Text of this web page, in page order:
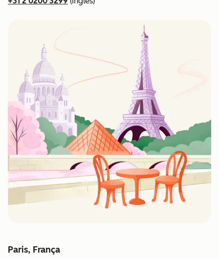
Paris, França